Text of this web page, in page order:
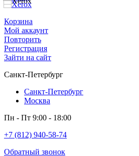
Корзина
Мой аккаунт
Повторить
Регистрация
Зайти на сайт
Санкт-Петербург
Санкт-Петербург
Москва
Пн - Пт 9:00 - 18:00
+7 (812) 940-58-74
Обратный звонок